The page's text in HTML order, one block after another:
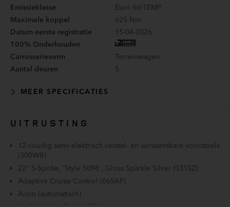
Emissieklasse
Euro 6d-TEMP
Maximale koppel
625 Nm
Datum eerste registratie
15-04-2026
100% Onderhouden
Carrosserievorm
Terreinwagen
Aantal deuren
5
MEER SPECIFICATIES
UITRUSTING
12-voudig semi-elektrisch verstel- en verwarmbare voorstoelen
(300WB)
22" 5-Spoke, 'Style 5098', Gloss Sparkle Silver (031SZ)
Adaptive Cruise Control (065AP)
Airco (automatisch)